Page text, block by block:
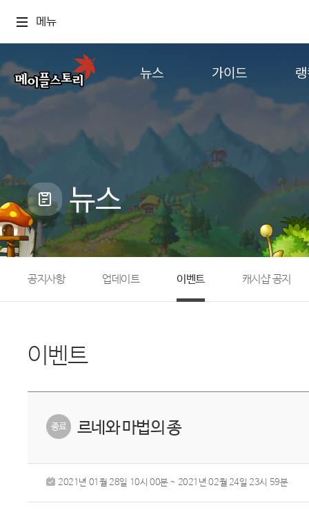
메뉴
뉴스
공지사항
업데이트
캐시샵 공지
메이플 알림판
with maple
가이드
게임정보
직업소개
확률형 아이템
NEXON NOW
뉴스
공지사항 업데이트 이벤트 캐시샵 공지
이벤트
르네와 마법의 종
2021년 01월 28일 10시 00분 ~ 2021년 02월 24일 23시 59분